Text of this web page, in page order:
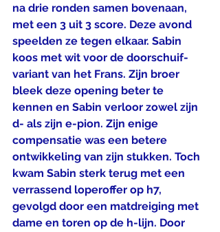
na drie ronden samen bovenaan,
met een 3 uit 3 score. Deze avond
speelden ze tegen elkaar. Sabin
koos met wit voor de doorschuif-
variant van het Frans. Zijn broer
bleek deze opening beter te
kennen en Sabin verloor zowel zijn
d- als zijn e-pion. Zijn enige
compensatie was een betere
ontwikkeling van zijn stukken. Toch
kwam Sabin sterk terug met een
verrassend loperoffer op h7,
gevolgd door een matdreiging met
dame en toren op de h-lijn. Door